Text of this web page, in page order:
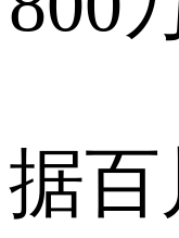
据百